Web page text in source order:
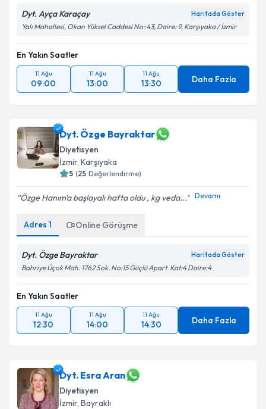
Dyt. Ayça Karaçay Haritada Göster
Yalı Mahallesi, Okan Yüksel Caddesi No: 43, Daire: 9, Karşıyaka / İzmir
En Yakın Saatler
11 Ağu
09:00
11 Ağu
13:00
11 Ağu
13:30 Daha Fazla
Dyt. Özge Bayraktar
Diyetisyen
İzmir, Karşıyaka
5 (25 Değerlendirme)
Özge Hanım'a başlayalı hafta oldu , kg veda... Devamı
Adres 1 Online Görüşme
Dyt. Özge Bayraktar Haritada Göster
Bahriye Üçok Mah. 1762 Sok. No:15 Güçlü Apart. Kat:4 Daire:4
En Yakın Saatler
11 Ağu
12:30
11 Ağu
14:00
11 Ağu
14:30 Daha Fazla
Dyt. Esra Aran
Diyetisyen
İzmir, Bayraklı